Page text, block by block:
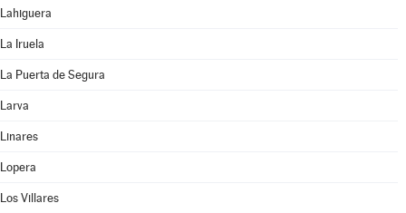
Lahiguera
La Iruela
La Puerta de Segura
Larva
Linares
Lopera
Los Villares